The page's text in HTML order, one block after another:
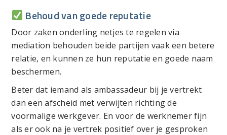
Behoud van goede reputatie
Door zaken onderling netjes te regelen via
mediation behouden beide partijen vaak een betere
relatie, en kunnen ze hun reputatie en goede naam
beschermen.
Beter dat iemand als ambassadeur bij je vertrekt
dan een afscheid met verwijten richting de
voormalige werkgever. En voor de werknemer fijn
als er ook na je vertrek positief over je gesproken